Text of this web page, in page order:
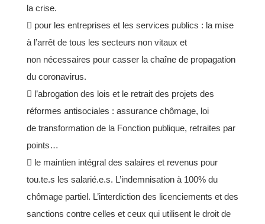
la crise.
 pour les entreprises et les services publics : la mise
à l’arrêt de tous les secteurs non vitaux et
non nécessaires pour casser la chaîne de propagation
du coronavirus.
 l’abrogation des lois et le retrait des projets des
réformes antisociales : assurance chômage, loi
de transformation de la Fonction publique, retraites par
points…
 le maintien intégral des salaires et revenus pour
tou.te.s les salarié.e.s. L’indemnisation à 100% du
chômage partiel. L’interdiction des licenciements et des
sanctions contre celles et ceux qui utilisent le droit de